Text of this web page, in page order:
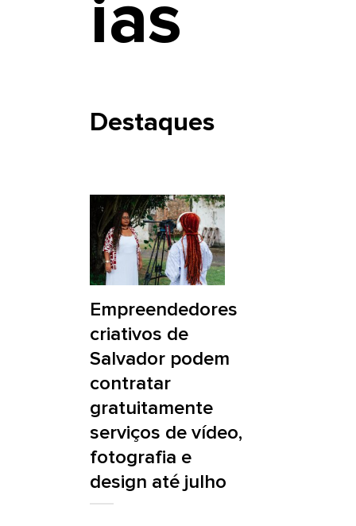
ias
Destaques
Empreendedores
criativos de
Salvador podem
contratar
gratuitamente
serviços de vídeo,
fotografia e
design até julho